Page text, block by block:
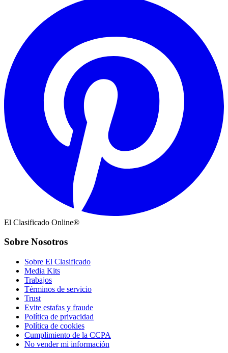
El Clasificado Online®
Sobre Nosotros
Sobre El Clasificado
Media Kits
Trabajos
Términos de servicio
Trust
Evite estafas y fraude
Política de privacidad
Política de cookies
Cumplimiento de la CCPA
No vender mi información